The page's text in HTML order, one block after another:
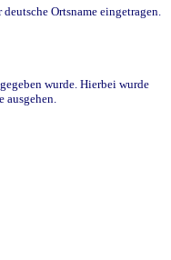
Ortsname eingetragen.
wurde. Hierbei wurde